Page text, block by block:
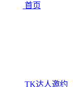
首页
TK达人邀约